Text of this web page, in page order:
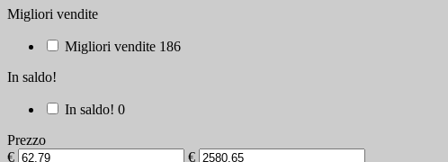
Migliori vendite
Migliori vendite 186
In saldo!
In saldo! 0
Prezzo
€
€